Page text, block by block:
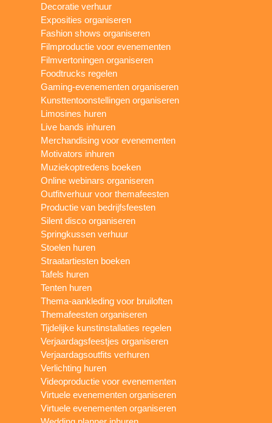
Decoratie verhuur
Exposities organiseren
Fashion shows organiseren
Filmproductie voor evenementen
Filmvertoningen organiseren
Foodtrucks regelen
Gaming-evenementen organiseren
Kunsttentoonstellingen organiseren
Limosines huren
Live bands inhuren
Merchandising voor evenementen
Motivators inhuren
Muziekoptredens boeken
Online webinars organiseren
Outfitverhuur voor themafeesten
Productie van bedrijfsfeesten
Silent disco organiseren
Springkussen verhuur
Stoelen huren
Straatartiesten boeken
Tafels huren
Tenten huren
Thema-aankleding voor bruiloften
Themafeesten organiseren
Tijdelijke kunstinstallaties regelen
Verjaardagsfeestjes organiseren
Verjaardagsoutfits verhuren
Verlichting huren
Videoproductie voor evenementen
Virtuele evenementen organiseren
Virtuele evenementen organiseren